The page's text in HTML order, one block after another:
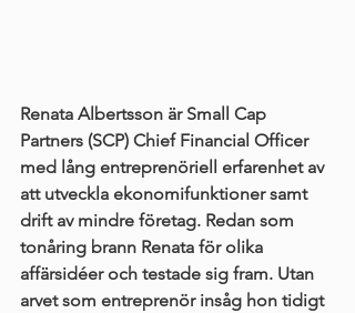
Renata Albertsson är Small Cap
Partners (SCP) Chief Financial Officer
med lång entreprenöriell erfarenhet av
att utveckla ekonomifunktioner samt
drift av mindre företag. Redan som
tonåring brann Renata för olika
affärsidéer och testade sig fram. Utan
arvet som entreprenör insåg hon tidigt